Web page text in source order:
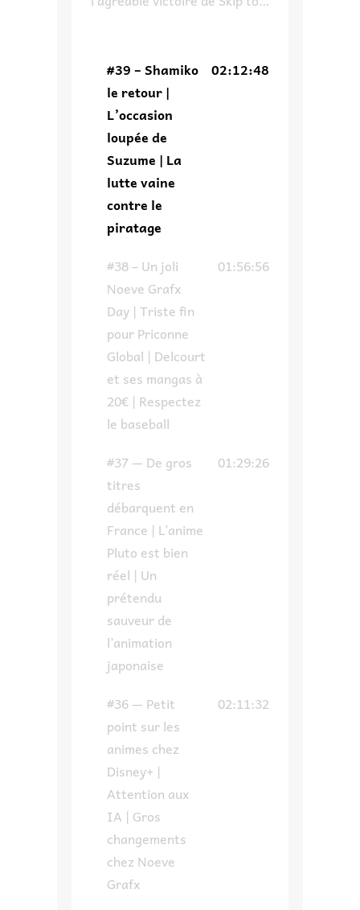
recommandera pas un des
invités de Japan Expo,
comment Suzume aurait pu
avoir une autre tournure et
enfin on parle du piratage ce
fléau de l’industrie qui fait
dire un […]
#39 – Shamiko
le retour |
L’occasion
loupée de
Suzume | La
lutte vaine
contre le
piratage
02:12:48
#38 – Un joli
Noeve Grafx
Day | Triste fin
pour Priconne
Global | Delcourt
et ses mangas à
20€ | Respectez
le baseball
01:56:56
#37 — De gros
titres
débarquent en
France | L’anime
Pluto est bien
réel | Un
prétendu
sauveur de
l’animation
japonaise
01:29:26
#36 — Petit
point sur les
animes chez
Disney+ |
Attention aux
IA | Gros
changements
chez Noeve
Grafx
02:11:32